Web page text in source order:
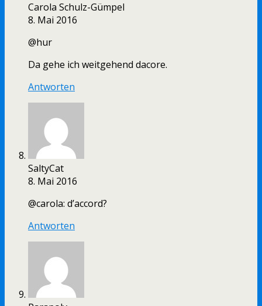
Carola Schulz-Gümpel
8. Mai 2016
@hur
Da gehe ich weitgehend dacore.
Antworten
SaltyCat
8. Mai 2016
@carola: d’accord?
Antworten